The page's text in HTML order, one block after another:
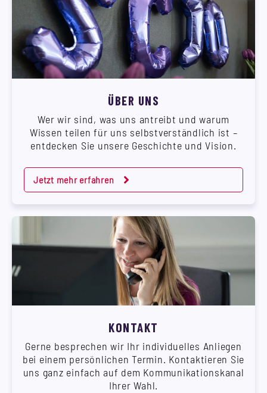
ÜBER UNS
Wer wir sind, was uns antreibt und warum
Wissen teilen für uns selbstverständlich ist –
entdecken Sie unsere Geschichte und Vision.
Jetzt mehr erfahren
KONTAKT
Gerne besprechen wir Ihr individuelles Anliegen
bei einem persönlichen Termin. Kontaktieren Sie
uns ganz einfach auf dem Kommunikationskanal
Ihrer Wahl.